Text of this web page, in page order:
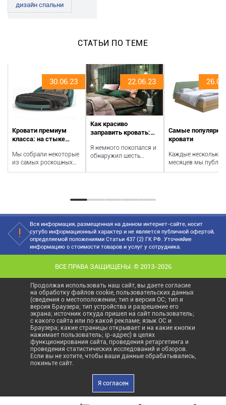
дизайн спальни
СТАТЬИ ПО ТЕМЕ
30.06.23
Кровати премиум
класса: на стыке
технологий
Мы собрали некоторые
из самых роскошных
кроватей, доступных в
22.06.23
Как красиво
заправить кровать:
Я немного покопался и
обнаружил шесть
делают кровати в 5-
Самые
кровати
Каждые несколько
месяцев мы
самые популярные
Вся информация, размещенная на данном интернет-сайте, носит
сугубо информационный характер и не является публичной офертой,
определяемой положениями Статьи 437 (2) ГК РФ. Уточняйие
информацию о стоимости товаров и услуг у сотрудника.
ВСЕ ПРАВА ЗАЩИЩЕНЫ. © 2013-2026
Продолжая использовать наш сайт, вы даете согласие
на обработку файлов cookie, пользовательских данных
(сведения о местоположении; тип и версия ОС; тип и
версия Браузера; тип устройства и разрешение его
экрана; источник откуда пришел на сайт пользователь;
с какого сайта или по какой рекламе; язык ОС и
Браузера; какие страницы открывает и на какие кнопки
нажимает пользователь; ip-адрес) в целях
функционирования сайта, проведения ретаргетинга и
проведения статистических исследований и обзоров.
Если вы не хотите, чтобы ваши данные обрабатывались,
покиньте сайт.
Я согласен